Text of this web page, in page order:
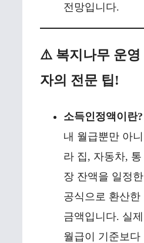
전망입니다.
⚠️ 복지나무 운영
자의 전문 팁!
소득인정액이란?
내 월급뿐만 아니
라 집, 자동차, 통
장 잔액을 일정한
공식으로 환산한
금액입니다. 실제
월급이 기준보다